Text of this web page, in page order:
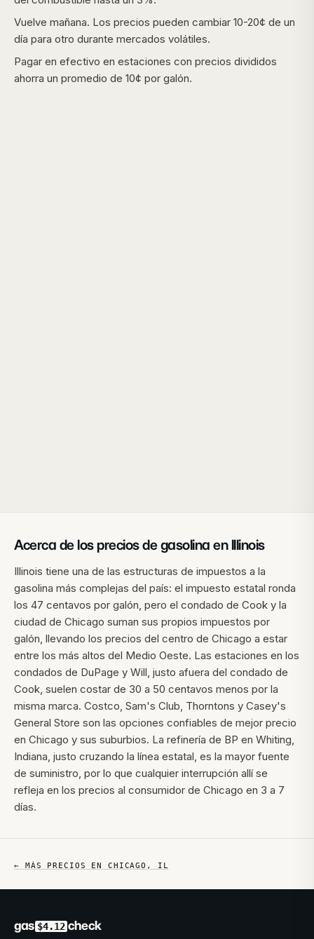
Vuelve mañana. Los precios pueden cambiar 10-20¢ de un
día para otro durante mercados volátiles.
Pagar en efectivo en estaciones con precios divididos
ahorra un promedio de 10¢ por galón.
Acerca de los precios de gasolina en Illinois
Illinois tiene una de las estructuras de impuestos a la
gasolina más complejas del país: el impuesto estatal ronda
los 47 centavos por galón, pero el condado de Cook y la
ciudad de Chicago suman sus propios impuestos por
galón, llevando los precios del centro de Chicago a estar
entre los más altos del Medio Oeste. Las estaciones en los
condados de DuPage y Will, justo afuera del condado de
Cook, suelen costar de 30 a 50 centavos menos por la
misma marca. Costco, Sam's Club, Thorntons y Casey's
General Store son las opciones confiables de mejor precio
en Chicago y sus suburbios. La refinería de BP en Whiting,
Indiana, justo cruzando la línea estatal, es la mayor fuente
de suministro, por lo que cualquier interrupción allí se
refleja en los precios al consumidor de Chicago en 3 a 7
días.
← MÁS PRECIOS EN CHICAGO , IL
gas $4.12 check